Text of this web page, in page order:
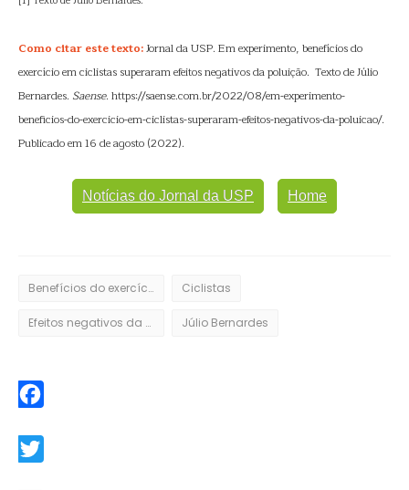
Como citar este texto:Jornal da USP. Em experimento, benefícios do
exercício em ciclistas superaram efeitos negativos da poluição. Texto de Júlio
Bernardes. Saense. https://saense.com.br/2022/08/em-experimento-
beneficios-do-exercicio-em-ciclistas-superaram-efeitos-negativos-da-poluicao/.
Publicado em 16 de agosto (2022).
Notícias do Jornal da USP Home
Benefícios do exercício Ciclistas
Efeitos negativos da poluição Júlio Bernardes